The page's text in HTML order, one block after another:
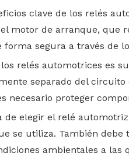
clave de los relés
motor de arranque, que
forma segura a través de
relés automotrices es
separado del
necesario proteger
de elegir el relé
se utiliza. También
ambientales a